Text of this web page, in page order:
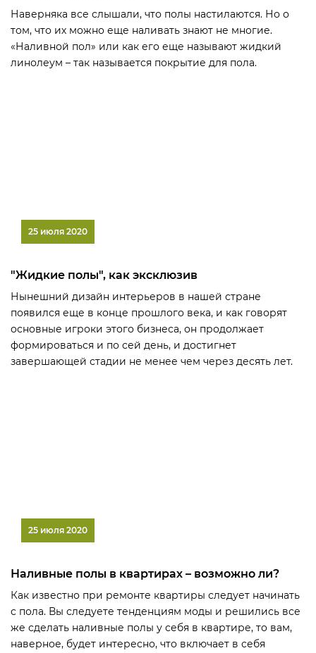
Наверняка все слышали, что полы настилаются. Но о
том, что их можно еще наливать знают не многие.
«Наливной пол» или как его еще называют жидкий
линолеум – так называется покрытие для пола.
25 июля 2020
"Жидкие полы", как эксклюзив
Нынешний дизайн интерьеров в нашей стране
появился еще в конце прошлого века, и как говорят
основные игроки этого бизнеса, он продолжает
формироваться и по сей день, и достигнет
завершающей стадии не менее чем через десять лет.
25 июля 2020
Наливные полы в квартирах – возможно ли?
Как известно при ремонте квартиры следует начинать
с пола. Вы следуете тенденциям моды и решились все
же сделать наливные полы у себя в квартире, то вам,
наверное, будет интересно, что включает в себя